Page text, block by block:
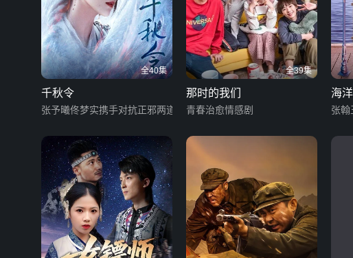
全40集
千秋令
张予曦佟梦实携手对抗正邪两道
全39集
那时的我们
青春治愈情感剧
海
张翰